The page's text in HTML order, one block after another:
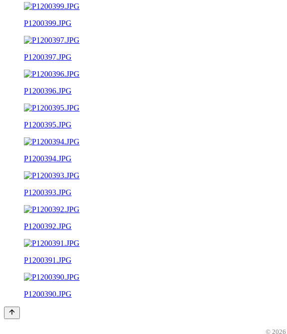
P1200399.JPG
P1200397.JPG
P1200396.JPG
P1200395.JPG
P1200394.JPG
P1200393.JPG
P1200392.JPG
P1200391.JPG
P1200390.JPG
© 2026